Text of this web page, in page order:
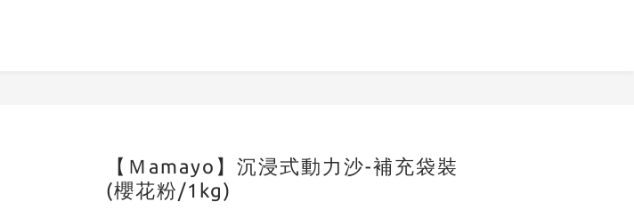
【Ｍamayo】沉浸式動力沙-補充袋裝
(櫻花粉/1kg)